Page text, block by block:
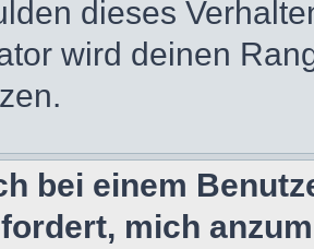
dieses
wird deinen
bei einem
mich